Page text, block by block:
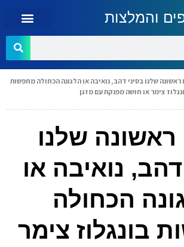
והמלצות
ראשונה שלנו בסיני דהב, נואיבה או הלגונה הכחולה מחפשות
צימר או חושה מפנקת עם מזגן
שלנו
דהב, נואיבה או
הכחולה
בונגלוז צימר